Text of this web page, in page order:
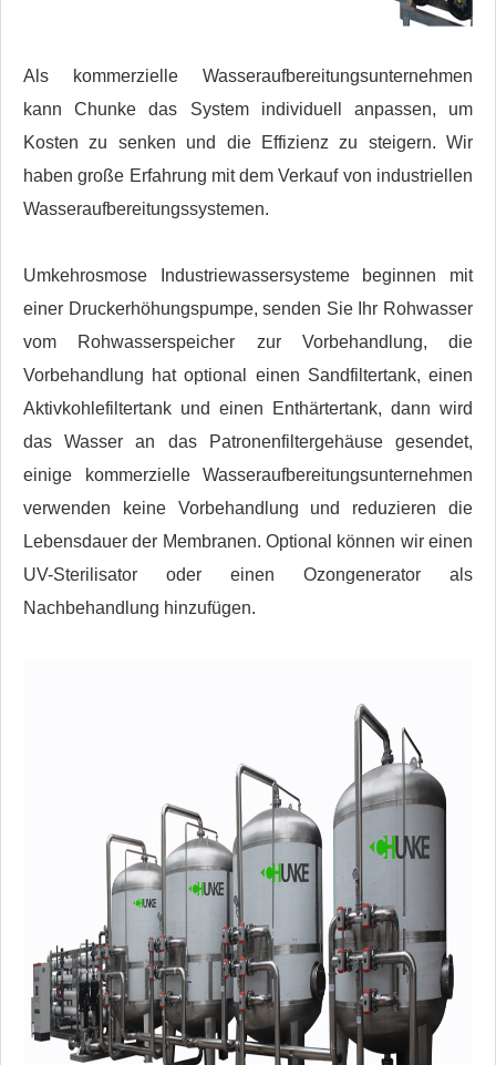
Als kommerzielle Wasseraufbereitungsunternehmen
kann Chunke das System individuell anpassen, um
Kosten zu senken und die Effizienz zu steigern. Wir
haben große Erfahrung mit dem Verkauf von industriellen
Wasseraufbereitungssystemen.
Umkehrosmose Industriewassersysteme beginnen mit
einer Druckerhöhungspumpe, senden Sie Ihr Rohwasser
vom Rohwasserspeicher zur Vorbehandlung, die
Vorbehandlung hat optional einen Sandfiltertank, einen
Aktivkohlefiltertank und einen Enthärtertank, dann wird
das Wasser an das Patronenfiltergehäuse gesendet,
einige kommerzielle Wasseraufbereitungsunternehmen
verwenden keine Vorbehandlung und reduzieren die
Lebensdauer der Membranen. Optional können wir einen
UV-Sterilisator oder einen Ozongenerator als
Nachbehandlung hinzufügen.